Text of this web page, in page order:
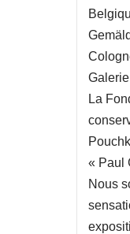
La
« Paul
Nous